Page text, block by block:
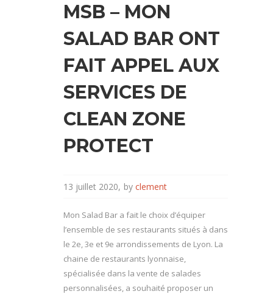
MSB – MON
SALAD BAR ONT
FAIT APPEL AUX
SERVICES DE
CLEAN ZONE
PROTECT
13 juillet 2020 by clement
Mon Salad Bar a fait le choix d’équiper
l’ensemble de ses restaurants situés à dans
le 2e, 3e et 9e arrondissements de Lyon. La
chaine de restaurants lyonnaise,
spécialisée dans la vente de salades
personnalisées, a souhaité proposer un